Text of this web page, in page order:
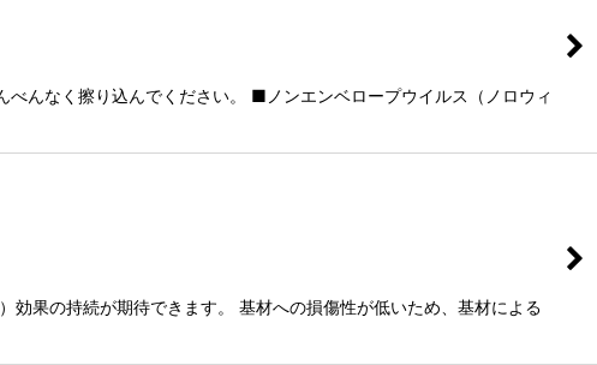
んなく擦り込んでください。 ■ノンエンベロープウイルス（ノロウィ
果の持続が期待できます。 基材への損傷性が低いため、基材による